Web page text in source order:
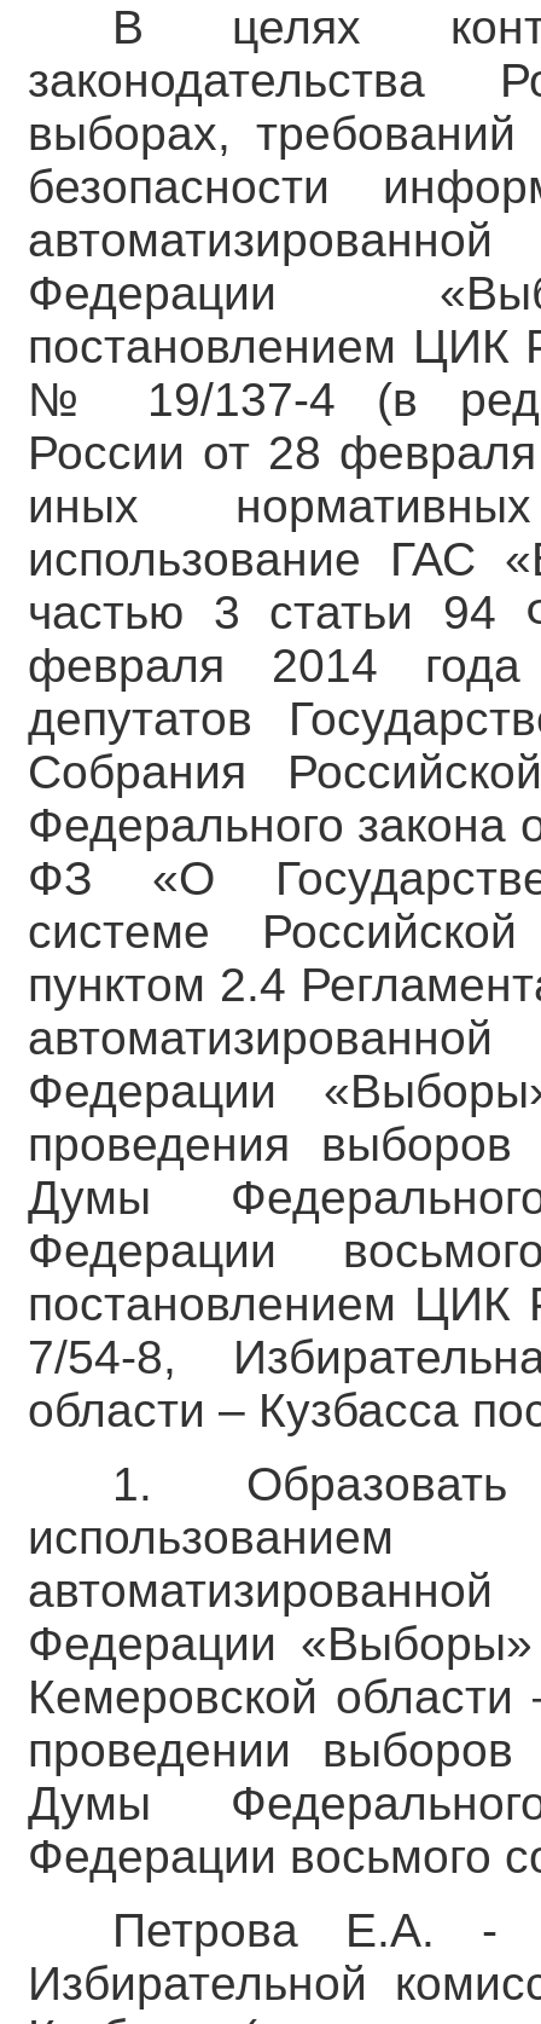
В целях
выборах,
безопасности
Федерации
постановлением ЦИК
№ 19/137-4 (в
России от 28
иных
использование ГАС
частью 3 статьи 94
февраля 2014
депутатов
Собрания
Федерального закона
ФЗ «О
системе
пунктом 2.4
Федерации
проведения выборов
Думы
Федерации
постановлением
7/54-8,
области – Кузбасса
1.
Федерации
Кемеровской области
проведении выборов
Думы
Федерации восьмого
Петрова Е.А. -
Избирательной